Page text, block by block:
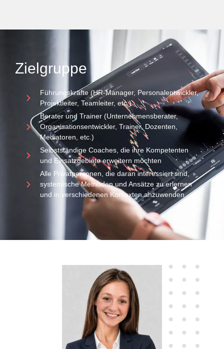
Zielgruppe
Führungskräfte (HR-Manager, Personalentwickler,
Projektleiter, Teamleiter, etc.)
Berater und Trainer (Unternehmensberater,
Organisationsentwickler, Trainer, Dozenten,
Mediatoren, etc.)
Selbstständige Coaches, die ihre Kompetenten
und Einsatzgebiete erweitern möchten
Alle Privatpersonen, die daran interessiert sind,
systemische Methoden und Ansätze zu erlernen
und in verschiedenen Kontexten anzuwenden